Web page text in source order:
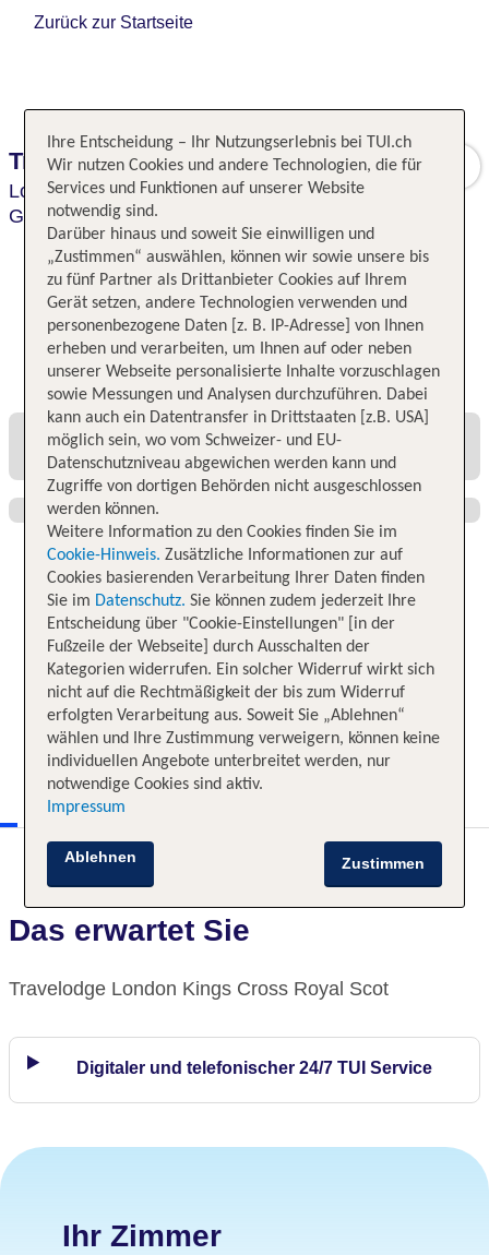
Zurück zur Startseite
Travelodge Kings Cross Royal Scott
London,GreaterLondon/South East England,
Großbritannien
Alle Angebote und Preise
Das erwartet Sie
Travelodge London Kings Cross Royal Scot
Digitaler und telefonischer 24/7 TUI Service
Ihr Zimmer
Ihre Entscheidung – Ihr Nutzungserlebnis bei TUI.ch
Wir nutzen Cookies und andere Technologien, die für
Services und Funktionen auf unserer Website
notwendig sind.
Darüber hinaus und soweit Sie einwilligen und
„Zustimmen“ auswählen, können wir sowie unsere bis
zu fünf Partner als Drittanbieter Cookies auf Ihrem
Gerät setzen, andere Technologien verwenden und
personenbezogene Daten [z. B. IP-Adresse] von Ihnen
erheben und verarbeiten, um Ihnen auf oder neben
unserer Webseite personalisierte Inhalte vorzuschlagen
sowie Messungen und Analysen durchzuführen. Dabei
kann auch ein Datentransfer in Drittstaaten [z.B. USA]
möglich sein, wo vom Schweizer- und EU-
Datenschutzniveau abgewichen werden kann und
Zugriffe von dortigen Behörden nicht ausgeschlossen
werden können.
Weitere Information zu den Cookies finden Sie im
Cookie-Hinweis. Zusätzliche Informationen zur auf
Cookies basierenden Verarbeitung Ihrer Daten finden
Sie im Datenschutz. Sie können zudem jederzeit Ihre
Entscheidung über "Cookie-Einstellungen" [in der
Fußzeile der Webseite] durch Ausschalten der
Kategorien widerrufen. Ein solcher Widerruf wirkt sich
nicht auf die Rechtmäßigkeit der bis zum Widerruf
erfolgten Verarbeitung aus. Soweit Sie „Ablehnen“
wählen und Ihre Zustimmung verweigern, können keine
individuellen Angebote unterbreitet werden, nur
notwendige Cookies sind aktiv.
Impressum
Zustimmen
Ablehnen